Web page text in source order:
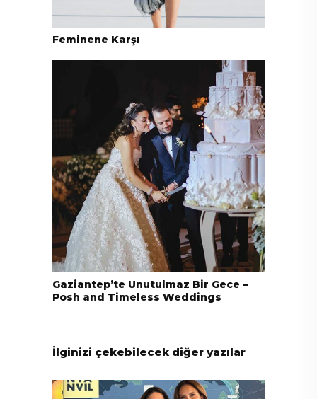
Feminene Karşı
Gaziantep’te Unutulmaz Bir Gece –
Posh and Timeless Weddings
İlginizi çekebilecek diğer yazılar